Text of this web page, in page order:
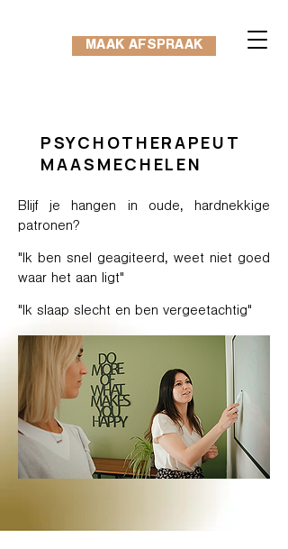
MAAK AFSPRAAK
PSYCHOTHERAPEUT
MAASMECHELEN
Blijf je hangen in oude, hardnekkige
patronen?
"Ik ben snel geagiteerd, weet niet goed
waar het aan ligt"
"Ik slaap slecht en ben vergeetachtig"